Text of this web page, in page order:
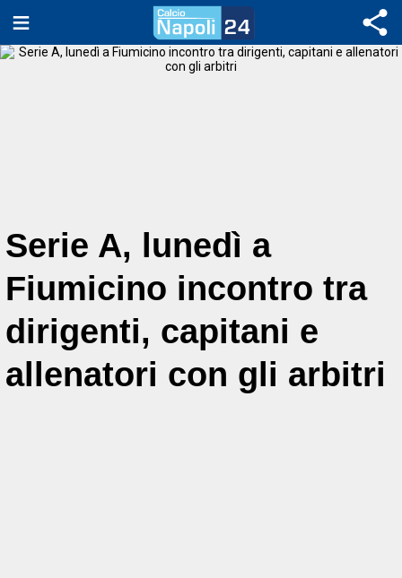
Serie A, lunedì a
Fiumicino incontro tra
dirigenti, capitani e
allenatori con gli arbitri